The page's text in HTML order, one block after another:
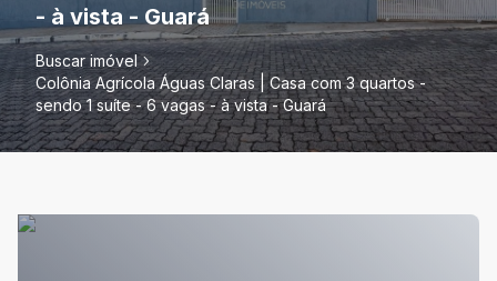
- à vista - Guará
Buscar imóvel
Colônia Agrícola Águas Claras | Casa com 3 quartos -
sendo 1 suíte - 6 vagas - à vista - Guará